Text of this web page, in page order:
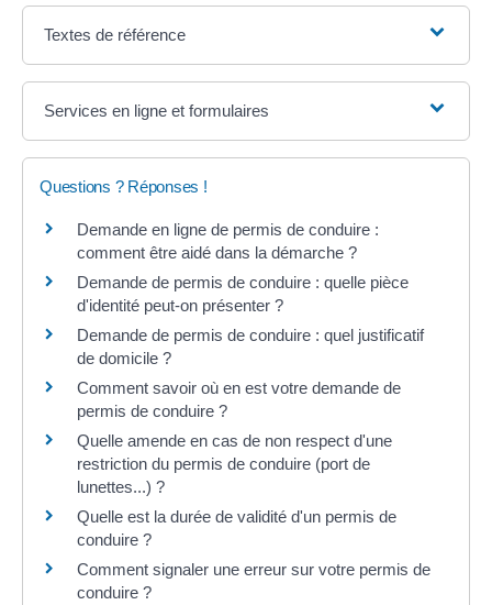
Textes de référence
Services en ligne et formulaires
Questions ? Réponses !
Demande en ligne de permis de conduire :
comment être aidé dans la démarche ?
Demande de permis de conduire : quelle pièce
d'identité peut-on présenter ?
Demande de permis de conduire : quel justificatif
de domicile ?
Comment savoir où en est votre demande de
permis de conduire ?
Quelle amende en cas de non respect d'une
restriction du permis de conduire (port de
lunettes...) ?
Quelle est la durée de validité d'un permis de
conduire ?
Comment signaler une erreur sur votre permis de
conduire ?